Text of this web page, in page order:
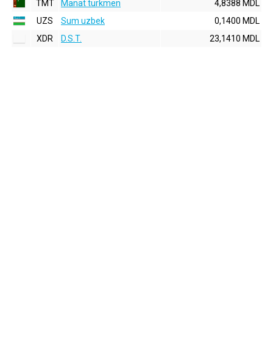
TMT
Manat turkmen
4,8388 MDL
UZS
Sum uzbek
0,1400 MDL
XDR
D.S.T. 23,1410 MDL